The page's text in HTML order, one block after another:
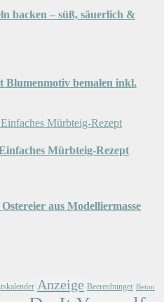
backen – süß, säuerlich &
Blumenmotiv bemalen inkl.
Mürbteig-Rezept
aus Modelliermasse
Anzeige Beerenhunger Beton